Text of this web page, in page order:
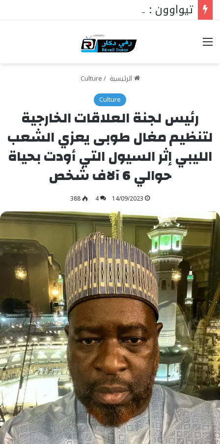
خيارات
الرئيسية /
Culture
Culture
رئيس لجنة العلاقات الخارجية
لتنظيم مغال طوبى يعزي الشعب
الليبي إثر السيول التي أودت بحياة
حوالي 6 آلاف شخص
14/09/2023
4
388